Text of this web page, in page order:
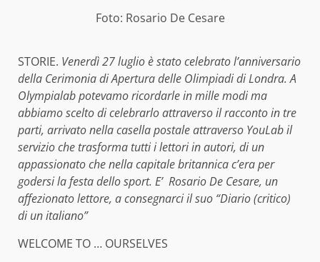
Foto: Rosario De Cesare
STORIE. Venerdì 27 luglio è stato celebrato l’anniversario
della Cerimonia di Apertura delle Olimpiadi di Londra. A
Olympialab potevamo ricordarle in mille modi ma
abbiamo scelto di celebrarlo attraverso il racconto in tre
parti, arrivato nella casella postale attraverso YouLab il
servizio che trasforma tutti i lettori in autori, di un
appassionato che nella capitale britannica c’era per
godersi la festa dello sport. E’ Rosario De Cesare, un
affezionato lettore, a consegnarci il suo “Diario (critico)
di un italiano”
WELCOME TO … OURSELVES